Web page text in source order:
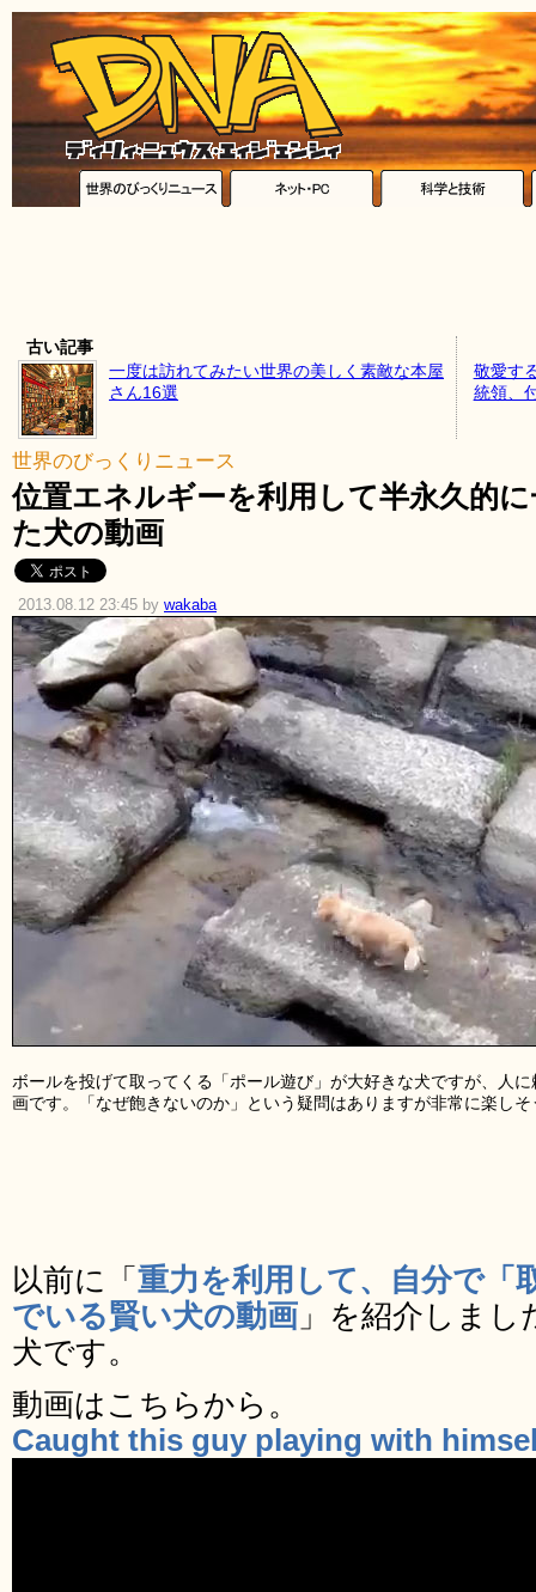
古い記事
一度は訪れてみたい世界の美しく素敵な本屋
さん16選
敬愛す
統領、
世界のびっくりニュース
位置エネルギーを利用して半永久的
た犬の動画
2013.08.12 23:45 by wakaba
ボールを投げて取ってくる「ポール遊び」が大好きな犬ですが、人
画です。「なぜ飽きないのか」という疑問はありますが非常に楽し
以前に「 重力を利用して、自分で「
でいる賢い犬の動画 」を紹介しま
犬です。
動画はこちらから。
Caught this guy playing with